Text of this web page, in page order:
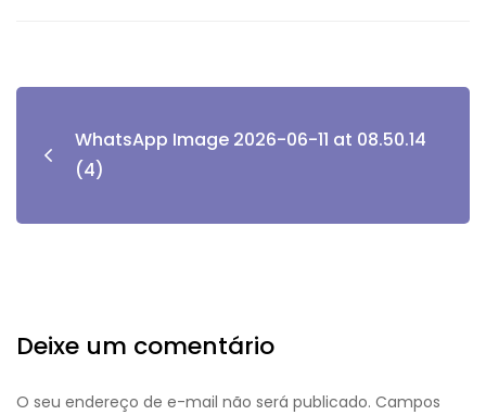
WhatsApp Image 2026-06-11 at 08.50.14
(4)
Deixe um comentário
O seu endereço de e-mail não será publicado. Campos